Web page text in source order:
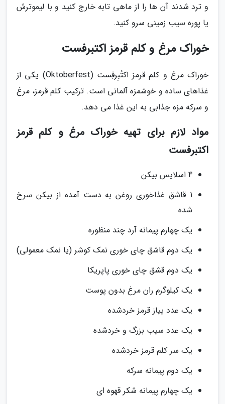
و ترد شدند آن ها را از ماهی تابه خارج کنید و با لیموترش
یا پوره سیب زمینی سرو کنید.
خوراک مرغ و کلم قرمز اکتبرفست
خوراک مرغ و کلم قرمز اکتُبِرفِست (Oktoberfest) یکی از
غذاهای ساده و خوشمزه آلمانی است. ترکیب کلم قرمز، مرغ
و سرکه مزه جذابی به این غذا می دهد.
مواد لازم برای تهیه خوراک مرغ و کلم قرمز
اکتبرفست
4 اسلایس بیکن
1 قاشق غذاخوری روغن به دست آمده از بیکن سرخ
شده
یک چهارم پیمانه آرد چند منظوره
یک دوم قاشق چای خوری نمک کوشر (یا نمک معمولی)
یک دوم قشق چای خوری پاپریکا
یک کیلوگرم ران مرغ بدون پوست
یک عدد پیاز قرمز خردشده
یک عدد سیب بزرگ و خردشده
یک سر کلم قرمز خردشده
یک دوم پیمانه سرکه
یک چهارم پیمانه شکر قهوه ای